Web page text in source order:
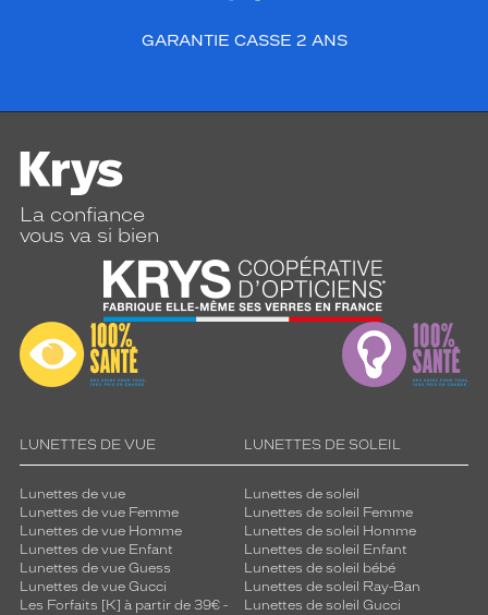
GARANTIE CASSE 2 ANS
La confiance
vous va si bien
LUNETTES DE VUE
Lunettes de vue
Lunettes de vue Femme
Lunettes de vue Homme
Lunettes de vue Enfant
Lunettes de vue Guess
Lunettes de vue Gucci
Les Forfaits [K] à partir de 39€ -
LUNETTES DE SOLEIL
Lunettes de soleil
Lunettes de soleil Femme
Lunettes de soleil Homme
Lunettes de soleil Enfant
Lunettes de soleil bébé
Lunettes de soleil Ray-Ban
Lunettes de soleil Gucci